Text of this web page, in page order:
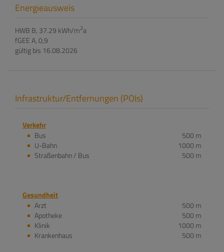
Energieausweis
HWB B, 37.29 kWh/m2a
fGEEA, 0,9
gültig bis 16.08.2026
Infrastruktur/Entfernungen (POIs)
Verkehr
Bus
500 m
U-Bahn
1000 m
Straßenbahn / Bus
500 m
Gesundheit
Arzt
500 m
Apotheke
500 m
Klinik
1000 m
Krankenhaus
500 m